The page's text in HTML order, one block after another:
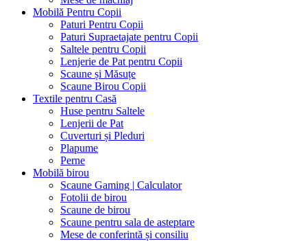
Mobilă Pentru Copii
Paturi Pentru Copii
Paturi Supraetajate pentru Copii
Saltele pentru Copii
Lenjerie de Pat pentru Copii
Scaune și Măsuțe
Scaune Birou Copii
Textile pentru Casă
Huse pentru Saltele
Lenjerii de Pat
Cuverturi și Pleduri
Plapume
Perne
Mobilă birou
Scaune Gaming | Calculator
Fotolii de birou
Scaune de birou
Scaune pentru sala de asteptare
Mese de conferintă și consiliu